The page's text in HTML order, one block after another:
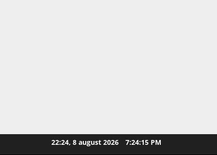
22:24, 8 august 2026 7:24:16 PM